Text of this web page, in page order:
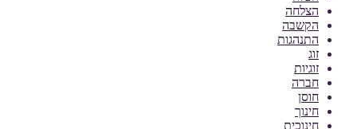
הצלחה
הקשבה
התנהגות
זוג
זוגיות
חברה
חוסן
חינוך
חינוכית